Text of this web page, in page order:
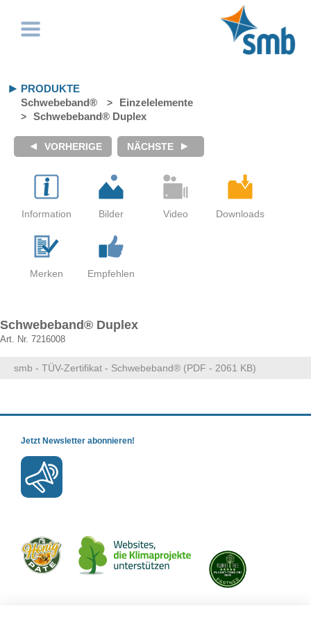
PRODUKTE
Schwebeband®
Einzelelemente
Schwebeband® Duplex
Schwebeband® Duplex
Art. Nr. 7216008
smb - TÜV-Zertifikat - Schwebeband® (PDF - 2061 KB)
Jetzt Newsletter abonnieren!